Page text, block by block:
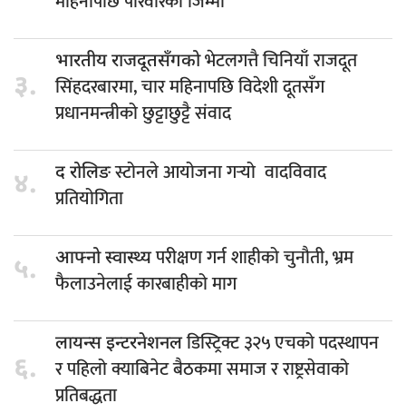
३.
भारतीय राजदूतसँगकोभेटलगत्तै चिनियाँ राजदूत
सिंहदरबारमा, चार महिनापछि विदेशी दूतसँग
प्रधानमन्त्रीको छुट्टाछुट्टै संवाद
४. द रोलिङस्टोनले आयोजना गर्‍यो वादविवाद
प्रतियोगिता
५. आफ्नो स्वास्थ्यपरीक्षण गर्न शाहीको चुनौती, भ्रम
फैलाउनेलाई कारबाहीको माग
६.
लायन्स इन्टरनेशनलडिस्ट्रिक्ट ३२५ एचको पदस्थापन
र पहिलो क्याबिनेट बैठकमा समाज र राष्ट्रसेवाको
प्रतिबद्धता